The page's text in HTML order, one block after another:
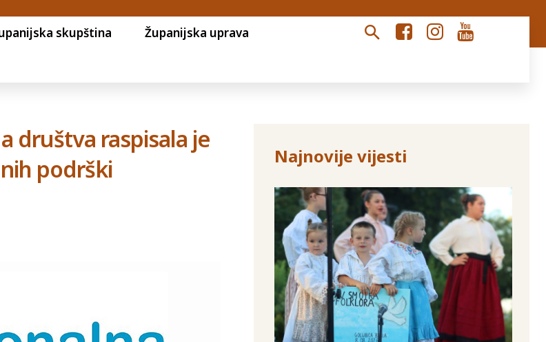
skupština Županijska uprava
društva raspisala je
podrški
Najnovije vijesti